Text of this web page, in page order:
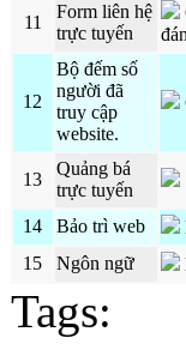
11
Form liên hệ
trực tuyến
12
Bộ đếm số
người đã
truy cập
website.
13
Quảng bá
trực tuyến
14 Bảo trì web
15
Ngôn ngữ
Tags: